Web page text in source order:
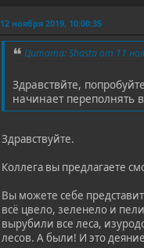
12 ноября 2019, 10:00:35
Цитата: Shasta от 11
Здравствйте,
начинает переполнять
Здравствуйте.
Коллега вы предлагаете
Вы можете себе
всё цвело, зеленело и
вырубили все леса,
лесов. А были! И это